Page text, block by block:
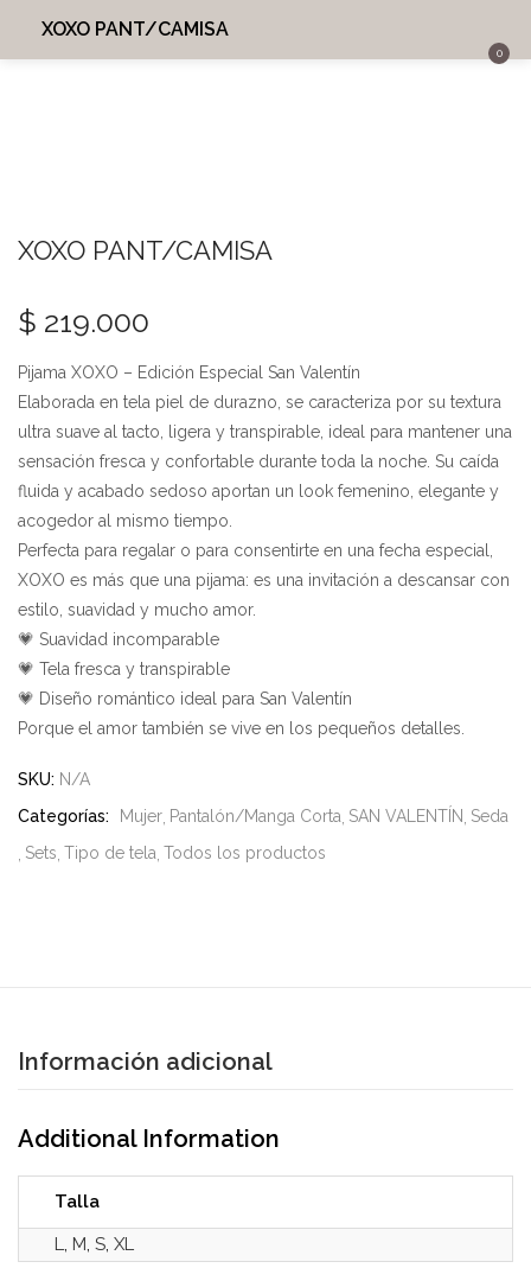
XOXO PANT/CAMISA
0
INGRESAR REGISTRARME
¿Perdiste tu contraseña?
XOXO PANT/CAMISA
$ 219.000
Pijama XOXO – Edición Especial San Valentín
Elaborada en tela piel de durazno, se caracteriza por su textura
ultra suave al tacto, ligera y transpirable, ideal para mantener una
sensación fresca y confortable durante toda la noche. Su caída
fluida y acabado sedoso aportan un look femenino, elegante y
acogedor al mismo tiempo.
Perfecta para regalar o para consentirte en una fecha especial,
XOXO es más que una pijama: es una invitación a descansar con
estilo, suavidad y mucho amor.
💗 Suavidad incomparable
💗 Tela fresca y transpirable
💗 Diseño romántico ideal para San Valentín
Porque el amor también se vive en los pequeños detalles.
SKU: N/A
Categorías:
Mujer Pantalón/Manga Corta SAN VALENTÍN Seda
Sets Tipo de tela Todos los productos
Información adicional
Additional Information
Talla
L, M, S, XL